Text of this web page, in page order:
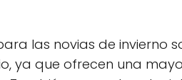
las novias de invierno
ya que ofrecen una